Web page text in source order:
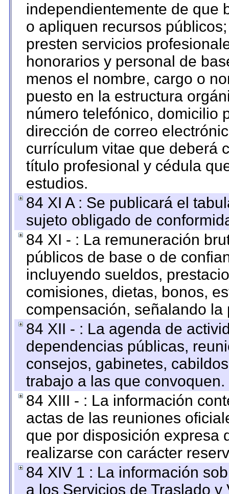
independientemente de que
o apliquen recursos
presten servicios
honorarios y personal de
menos el nombre, cargo o
puesto en la estructura
número telefónico, domicilio
dirección de correo
currículum vitae que deberá
título profesional y cédula
estudios.
84 XI A : Se publicará el
sujeto obligado de
84 XI - : La remuneración
públicos de base o de
incluyendo sueldos,
comisiones, dietas, bonos,
compensación, señalando
84 XII - : La agenda de
dependencias públicas,
consejos, gabinetes,
trabajo a las que convoquen.
84 XIII - : La información
actas de las reuniones
que por disposición expresa
realizarse con carácter
84 XIV 1 : La información
a los Servicios de Traslado